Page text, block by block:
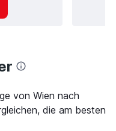
von Wien nach
die am besten